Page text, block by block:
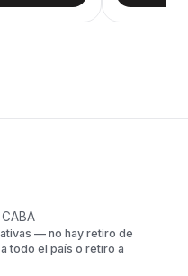
— no hay retiro de
todo el país o retiro a